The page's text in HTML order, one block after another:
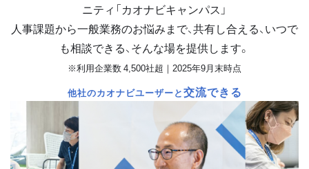
ニティ「カオナビキャンパス」
人事課題から一般業務のお悩みまで、共有し合える、いつで
も相談できる、そんな場を提供します。
※利用企業数 4,500社超｜2025年9月末時点
他社のカオナビユーザーと交流できる